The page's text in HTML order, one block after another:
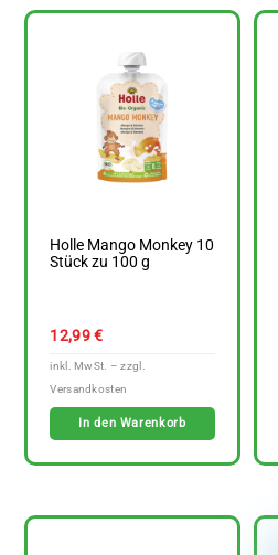
Holle Mango Monkey 10
Stück zu 100 g
12,99€
In den Warenkorb